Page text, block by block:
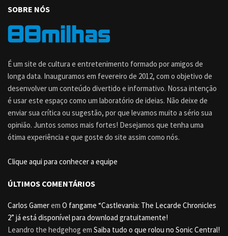
SOBRE NÓS
É um site de cultura e entretenimento formado por amigos de
longa data. Inauguramos em fevereiro de 2012, com o objetivo de
desenvolver um conteúdo divertido e informativo. Nossa intenção
é usar este espaço como um laboratório de ideias. Não deixe de
enviar sua crítica ou sugestão, por que levamos muito a sério sua
opinião. Juntos somos mais fortes! Desejamos que tenha uma
ótima experiência e que goste do site assim como nós.
Clique aqui para conhecer a equipe
ÚLTIMOS COMENTÁRIOS
Carlos Gamerem O fangame “Castlevania: The Lecarde Chronicles
2” já está disponível para download gratuitamente!
Leandro the hedgehog em Saiba tudo o que rolou no Sonic Central!